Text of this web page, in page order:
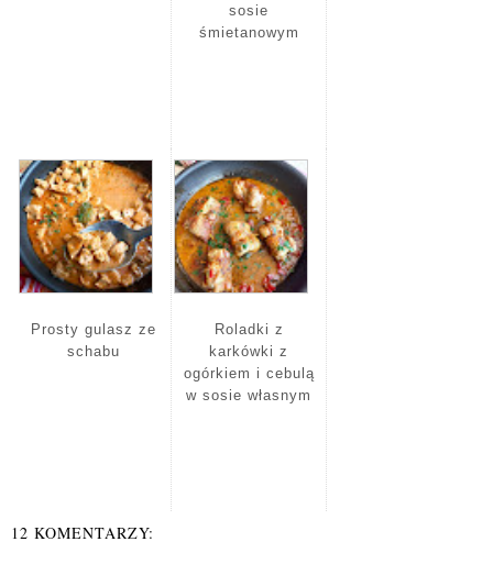
sosie
śmietanowym
Prosty gulasz ze
schabu
Roladki z
karkówki z
ogórkiem i cebulą
w sosie własnym
12 KOMENTARZY: